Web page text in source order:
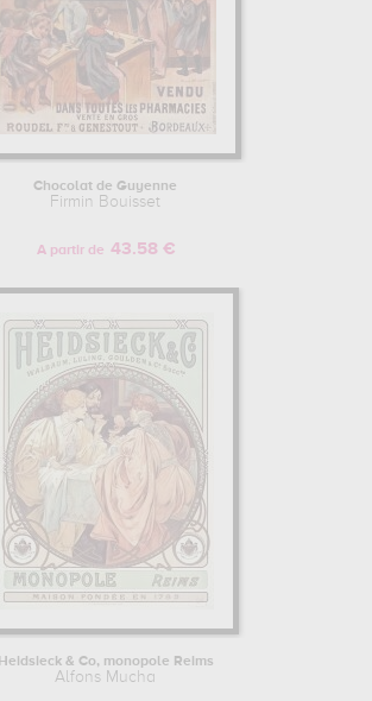
Chocolat de Guyenne
Firmin Bouisset
A partir de 43.58 €
Heidsieck & Co, monopole Reims
Alfons Mucha